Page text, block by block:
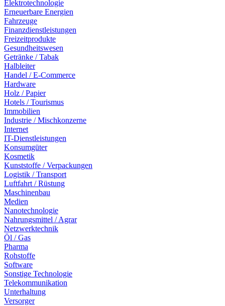
Elektrotechnologie
Erneuerbare Energien
Fahrzeuge
Finanzdienstleistungen
Freizeitprodukte
Gesundheitswesen
Getränke / Tabak
Halbleiter
Handel / E-Commerce
Hardware
Holz / Papier
Hotels / Tourismus
Immobilien
Industrie / Mischkonzerne
Internet
IT-Dienstleistungen
Konsumgüter
Kosmetik
Kunststoffe / Verpackungen
Logistik / Transport
Luftfahrt / Rüstung
Maschinenbau
Medien
Nanotechnologie
Nahrungsmittel / Agrar
Netzwerktechnik
Öl / Gas
Pharma
Rohstoffe
Software
Sonstige Technologie
Telekommunikation
Unterhaltung
Versorger